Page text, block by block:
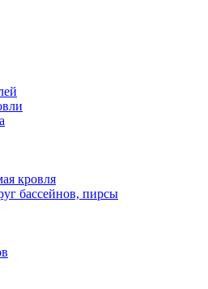
кровля
бассейнов, пирсы